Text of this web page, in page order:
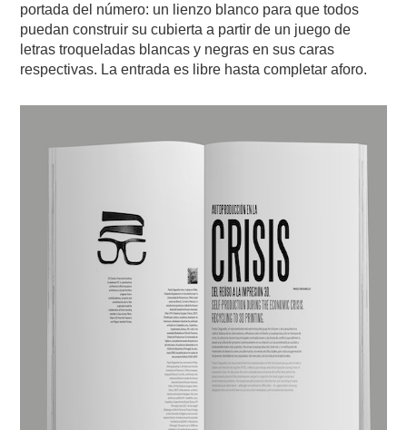
portada del número: un lienzo blanco para que todos
puedan construir su cubierta a partir de un juego de
letras troqueladas blancas y negras en sus caras
respectivas. La entrada es libre hasta completar aforo.